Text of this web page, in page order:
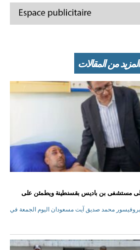
المزيد من المقالات
إلى مستشفى بن باديس بقسنطينة ويطمئن على
البروفيسور محمد صديق آيت مسعودان اليوم الجمعة في